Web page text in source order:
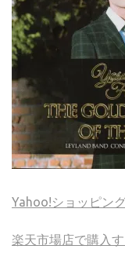
Yahoo!ショッピン
楽天市場店で購入